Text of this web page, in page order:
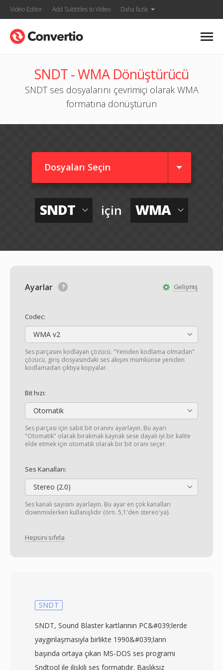
Video Editor Add Subtitles to Video Daha fazla
SNDT - WMA Dönüştürücü
SNDT ses dosyalarını çevrimiçi olarak WMA
formatına dönüştürün
Dosyaları Seçin
SNDT için WMA
Gelişmiş
Ayarlar
Codec:
WMA v2
Ses parçasını kodlayan çözücü. "Yeniden kodlama olmadan"
çözücü, giriş dosyasındaki ses akışını mümkünse yeniden
kodlamadan çıktıya kopyalar.
Bit hızı:
Otomatik
Ses parçası için sabit bit oranını ayarlayın. Bu ayarı
"Otomatik" olarak bırakmak kaynak sese dayalı iyi bir kalite
elde etmek için otomatik olarak bir bit oranı seçer.
Ses Kanalları:
Stereo (2.0)
Ses kanalı sayısını ayarlayın. Bu ayar en çok kanalları
downmixlerken kullanışlıdır (örn. 5,1'den stereo'ya).
Hepsini sıfırla
SNDT
SNDT, Sound Blaster kartlarının PC&#039;lerde
yaygınlaşmasıyla birlikte 1990&#039;ların
başında ortaya çıkan MS-DOS ses programı
Sndtool ile ilişkili ses formatıdır. Başlıksız